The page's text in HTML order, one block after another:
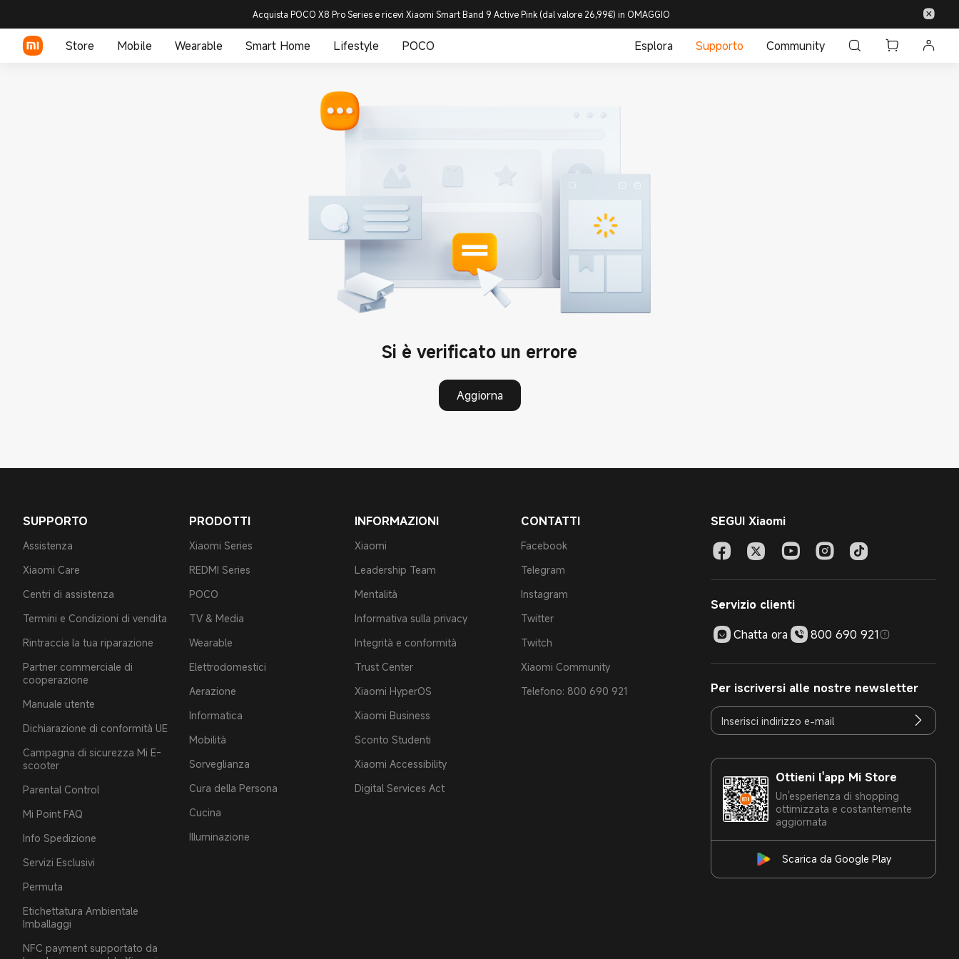
Acquista POCO X8 Pro Series e ricevi Xiaomi Smart Band 9 Active Pink (dal valore 26,99€) in OMAGGIO
Store Mobile Wearable Smart Home Lifestyle POCO Esplora Supporto Community
Si è verificato un errore
Aggiorna
SUPPORTO
Assistenza
Xiaomi Care
Centri di assistenza
Termini e Condizioni di vendita
Rintraccia la tua riparazione
Partner commerciale di
cooperazione
Manuale utente
Dichiarazione di conformità UE
Campagna di sicurezza Mi E-
scooter
Parental Control
Mi Point FAQ
Info Spedizione
Servizi Esclusivi
Permuta
Etichettatura Ambientale
Imballaggi
NFC payment supportato da
PRODOTTI
Xiaomi Series
REDMI Series
POCO
TV & Media
Wearable
Elettrodomestici
Aerazione
Informatica
Mobilità
Sorveglianza
Cura della Persona
Cucina
Illuminazione
INFORMAZIONI
Xiaomi
Leadership Team
Mentalità
Informativa sulla privacy
Integrità e conformità
Trust Center
Xiaomi HyperOS
Xiaomi Business
Sconto Studenti
Xiaomi Accessibility
Digital Services Act
CONTATTI
Facebook
Telegram
Instagram
Twitter
Twitch
Xiaomi Community
Telefono: 800 690 921
SEGUI Xiaomi
Servizio clienti
Chatta ora
800 690 921
Per iscriversi alle nostre newsletter
Ottieni l'app Mi Store
Un'esperienza di shopping
ottimizzata e costantemente
aggiornata
Scarica da Google Play